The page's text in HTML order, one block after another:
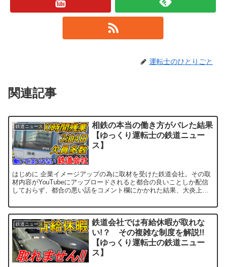
運転士のひとりごと
関連記事
鉄道ニュース
相鉄の本当の働き方がバレた結果
【ゆっくり運転士の鉄道ニュー
ス】
はじめに 企業イメージアップの為に取材を受けた鉄道会社。その取
材内容がYouTubeにアップロードされると都合の良いことしか配信
しておらず、都合の悪い話をコメント欄にかかれた結果、大炎上。
鉄道ニュース
鉄道会社では有給休暇が取れな
い!？ その複雑な制度を解説!!
【ゆっくり運転士の鉄道ニュー
ス】